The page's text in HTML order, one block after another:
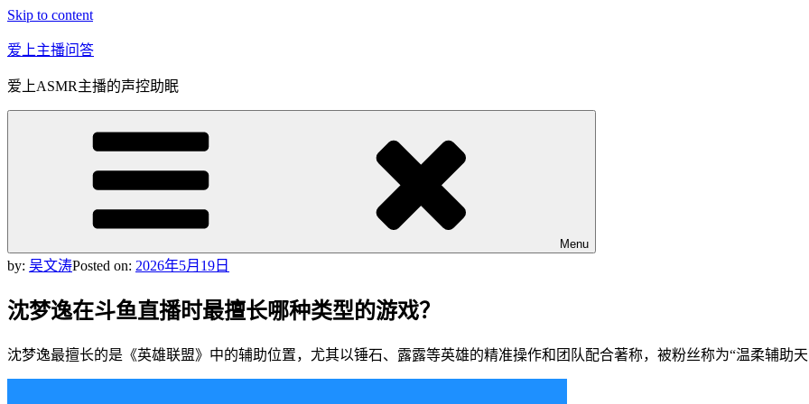
Skip to content
爱上主播问答
爱上ASMR主播的声控助眠
Menu
by: 吴文涛Posted on: 2026年5月19日
沈梦逸在斗鱼直播时最擅长哪种类型的游戏？
沈梦逸最擅长的是《英雄联盟》中的辅助位置，尤其以锤石、露露等英雄的精准操作和团队配合著称，被粉丝称为“温柔辅助